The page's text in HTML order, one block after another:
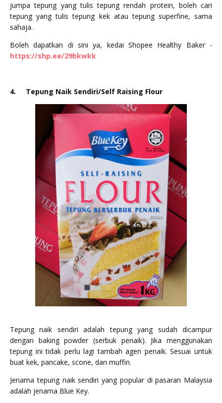
jumpa tepung yang tulis tepung rendah protein, boleh cari
tepung yang tulis tepung kek atau tepung superfine, sama
sahaja.
Boleh dapatkan di sini ya, kedai Shopee Healthy Baker -
https://shp.ee/29bkwkk
4. Tepung Naik Sendiri/Self Raising Flour
Tepung naik sendiri adalah tepung yang sudah dicampur
dengan baking powder (serbuk penaik). Jika menggunakan
tepung ini tidak perlu lagi tambah agen penaik. Sesuai untuk
buat kek, pancake, scone, dan muffin.
Jenama tepung naik sendiri yang popular di pasaran Malaysia
adalah jenama Blue Key.